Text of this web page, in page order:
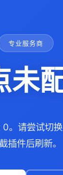
专业服务商
未
。请尝试切
插件后刷新。